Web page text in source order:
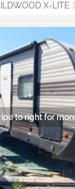
X-LITE 1
to right for